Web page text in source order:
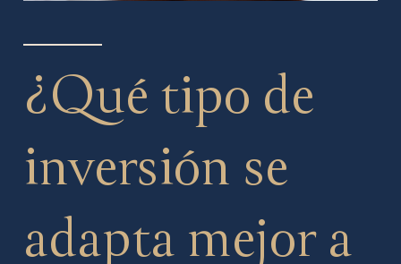
¿Qué tipo de
inversión se
adapta mejor a